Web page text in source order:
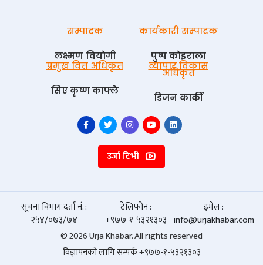
सम्पादक
लक्ष्मण वियोगी
कार्यकारी सम्पादक
पुष्प काेइराला
प्रमुख वित्त अधिकृत
सिए कृष्ण काफ्ले
व्यापार विकास
अधिकृत
डिजन कार्की
उर्जा टिभी
सूचना विभाग दर्ता नं. :
२५४/०७३/७४
टेलिफोन :
+९७७-१-५३२१३०३
इमेल :
info@urjakhabar.com
© 2026 Urja Khabar. All rights reserved
विज्ञापनको लागि सम्पर्क +९७७-१-५३२१३०३